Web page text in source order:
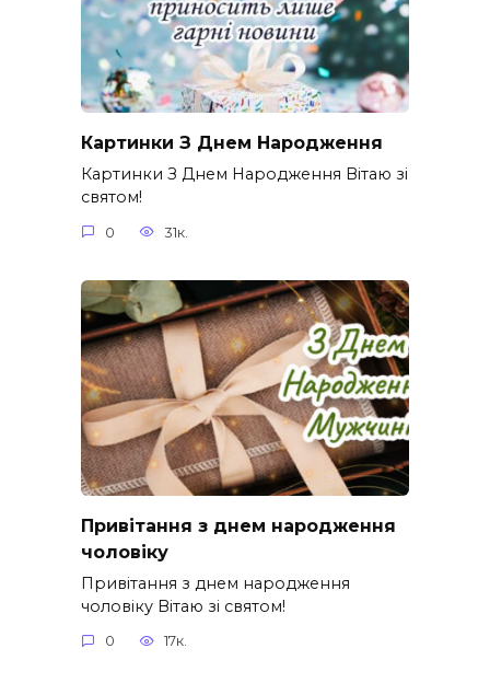
Картинки З Днем Народження
Картинки З Днем Народження Вітаю зі
святом!
0 31к.
Привітання з днем народження
чоловіку
Привітання з днем народження
чоловіку Вітаю зі святом!
0 17к.